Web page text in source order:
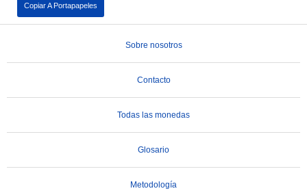
Copiar A Portapapeles
Sobre nosotros
Contacto
Todas las monedas
Glosario
Metodología